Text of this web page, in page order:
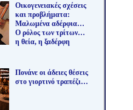
Οικογενειακές σχέσεις
και προβλήματα:
Μαλωμένα αδέρφια…
Ο ρόλος των τρίτων…
η θεία, η ξαδέρφη
Πονάνε οι άδειες θέσεις
στο γιορτινό τραπέζι…